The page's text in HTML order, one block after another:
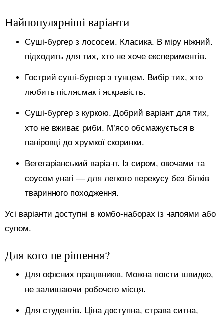
Найпопулярніші варіанти
Суші-бургер з лососем. Класика. В міру ніжний,
підходить для тих, хто не хоче експериментів.
Гострий суші-бургер з тунцем. Вибір тих, хто
любить післясмак і яскравість.
Суші-бургер з куркою. Добрий варіант для тих,
хто не вживає риби. М’ясо обсмажується в
паніровці до хрумкої скоринки.
Вегетаріанський варіант. Із сиром, овочами та
соусом унагі — для легкого перекусу без білків
тваринного походження.
Усі варіанти доступні в комбо-наборах із напоями або
супом.
Для кого це рішення?
Для офісних працівників. Можна поїсти швидко,
не залишаючи робочого місця.
Для студентів. Ціна доступна, страва ситна,